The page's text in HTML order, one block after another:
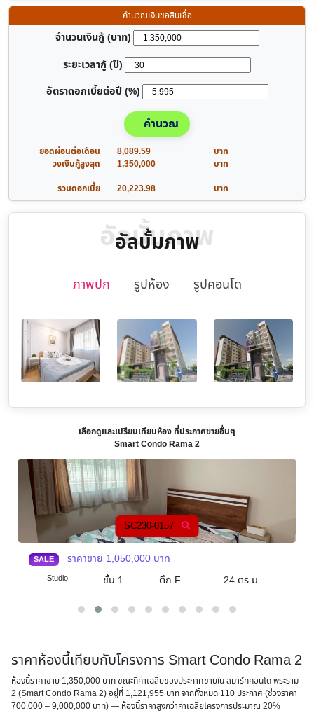
คำนวณเงินขอสินเชื่อ
จำนวนเงินกู้ (บาท)
ระยะเวลากู้ (ปี)
อัตราดอกเบี้ยต่อปี (%)
คำนวณ
ยอดผ่อนต่อเดือน 8,089.59
บาท
วงเงินกู้สูงสุด
1,350,000
บาท
รวมดอกเบี้ย
20,223.98 บาท
อัลบั้มภาพ
อัลบั้มภาพ
ภาพปก รูปห้อง รูปคอนโด
เลือกดูและเปรียบเทียบห้อง ที่ประกาศขายอื่นๆ
Smart Condo Rama 2
SC230-0157
SALE ราคาขาย 1,050,000 บาท
Studio ชั้น 1 ตึก F 24 ตร.ม.
ราคาห้องนี้เทียบกับโครงการ Smart Condo Rama 2
ห้องนี้ราคาขาย 1,350,000 บาท ขณะที่ค่าเฉลี่ยของประกาศขายใน สมาร์ทคอนโด พระราม
2 (Smart Condo Rama 2) อยู่ที่ 1,121,955 บาท จากทั้งหมด 110 ประกาศ (ช่วงราคา
700,000 – 9,000,000 บาท) — ห้องนี้ราคาสูงกว่าค่าเฉลี่ยโครงการประมาณ 20%